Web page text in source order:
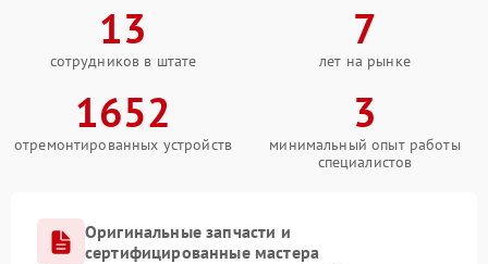
13
сотрудников в штате
7
лет на рынке
1652
отремонтированных устройств
3
минимальный опыт работы
специалистов
Оригинальные запчасти и
сертифицированные мастера